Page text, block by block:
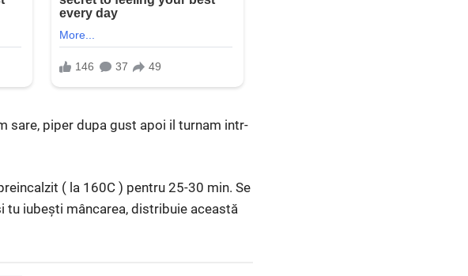
sare, piper dupa gust apoi il turnam intr-
( la 160C ) pentru 25-30 min. Se
tu iubești mâncarea, distribuie această